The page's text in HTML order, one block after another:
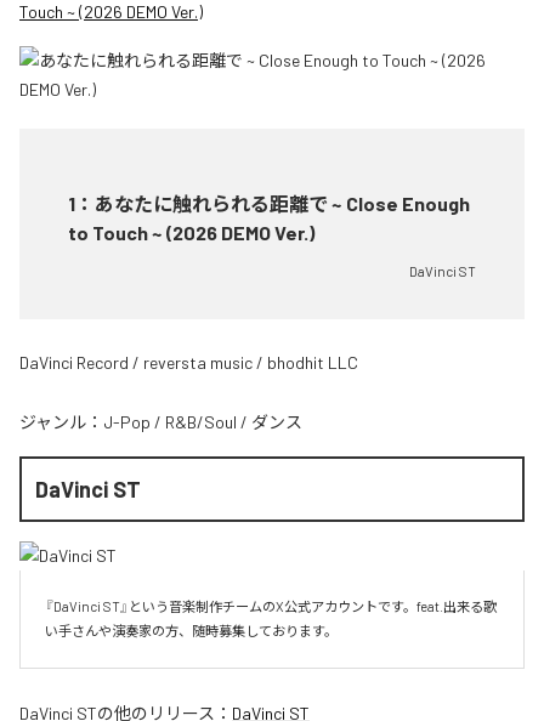
Touch ~ (2026 DEMO Ver.)
1 ： あなたに触れられる距離で ~ Close Enough
to Touch ~ (2026 DEMO Ver.)
DaVinci ST
DaVinci Record / reversta music / bhodhit LLC
ジャンル： J-Pop / R&B/Soul / ダンス
DaVinci ST
『DaVinci ST』という音楽制作チームのX公式アカウントです。feat.出来る歌
い手さんや演奏家の方、随時募集しております。
DaVinci STの他のリリース： DaVinci ST